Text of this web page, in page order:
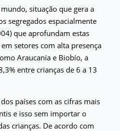
situação que gera a
segregados espacialmente
que aprofundam estas
setores com alta presença
Araucanía e Biobío, a
entre crianças de 6 a 13
países com as cifras mais
e isso sem importar o
crianças. De acordo com